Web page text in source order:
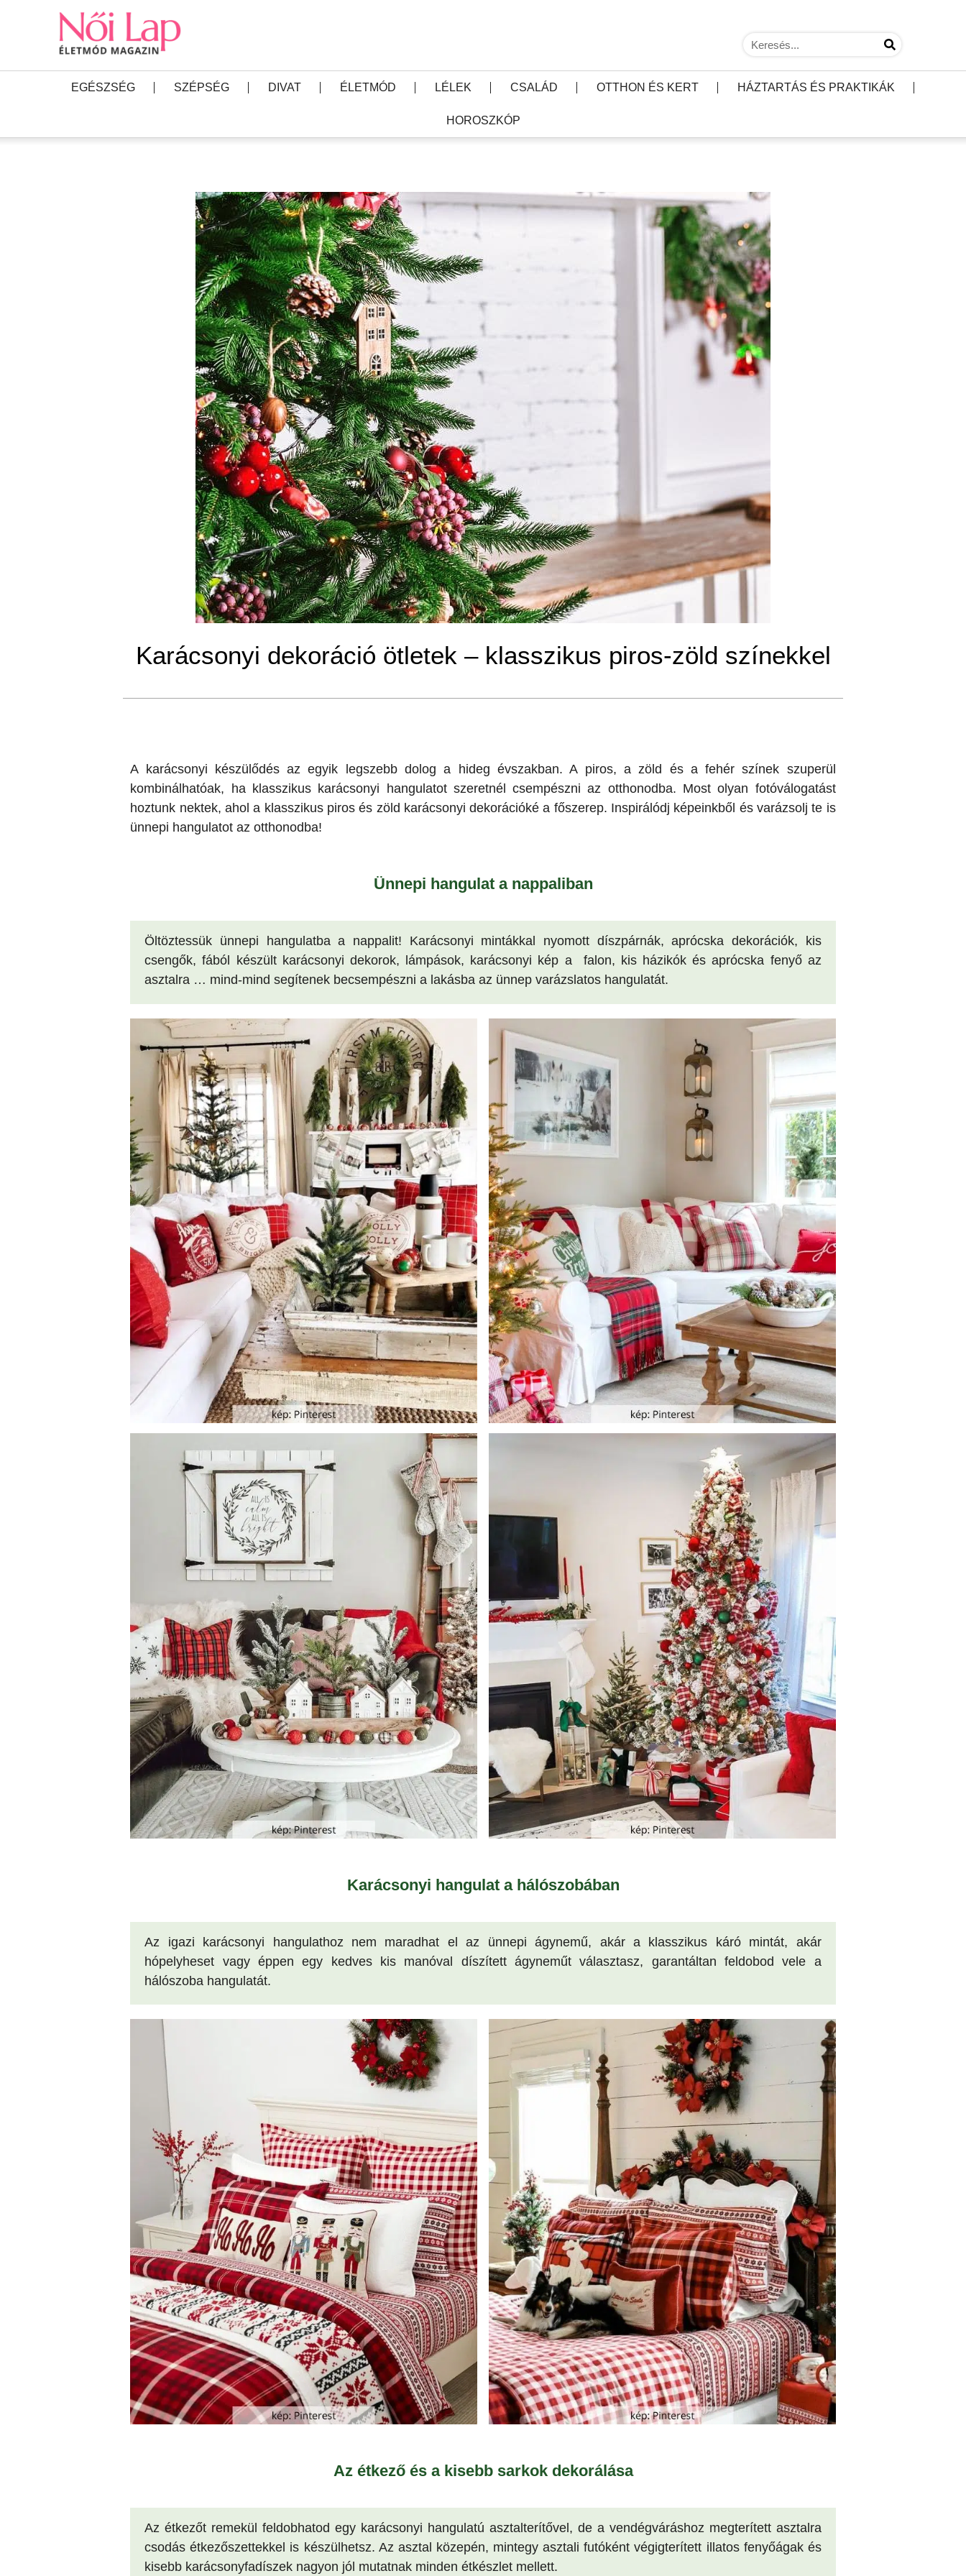
EGÉSZSÉG SZÉPSÉG DIVAT ÉLETMÓD LÉLEK CSALÁD OTTHON ÉS KERT HÁZTARTÁS ÉS PRAKTIKÁK
HOROSZKÓP
Karácsonyi dekoráció ötletek – klasszikus piros-zöld színekkel
A karácsonyi készülődés az egyik legszebb dolog a hideg évszakban. A piros, a zöld és a fehér színek szuperül
kombinálhatóak, ha klasszikus karácsonyi hangulatot szeretnél csempészni az otthonodba. Most olyan fotóválogatást
hoztunk nektek, ahol a klasszikus piros és zöld karácsonyi dekorációké a főszerep. Inspirálódj képeinkből és varázsolj te is
ünnepi hangulatot az otthonodba!
Ünnepi hangulat a nappaliban
Öltöztessük ünnepi hangulatba a nappalit! Karácsonyi mintákkal nyomott díszpárnák, aprócska dekorációk, kis
csengők, fából készült karácsonyi dekorok, lámpások, karácsonyi kép a falon, kis házikók és aprócska fenyő az
asztalra … mind-mind segítenek becsempészni a lakásba az ünnep varázslatos hangulatát.
Karácsonyi hangulat a hálószobában
Az igazi karácsonyi hangulathoz nem maradhat el az ünnepi ágynemű, akár a klasszikus káró mintát, akár
hópelyheset vagy éppen egy kedves kis manóval díszített ágyneműt választasz, garantáltan feldobod vele a
hálószoba hangulatát.
Az étkező és a kisebb sarkok dekorálása
Az étkezőt remekül feldobhatod egy karácsonyi hangulatú asztalterítővel, de a vendégváráshoz megterített asztalra
csodás étkezőszettekkel is készülhetsz. Az asztal közepén, mintegy asztali futóként végigterített illatos fenyőágak és
kisebb karácsonyfadíszek nagyon jól mutatnak minden étkészlet mellett.